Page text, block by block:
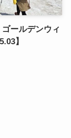
ールデンウィ
】